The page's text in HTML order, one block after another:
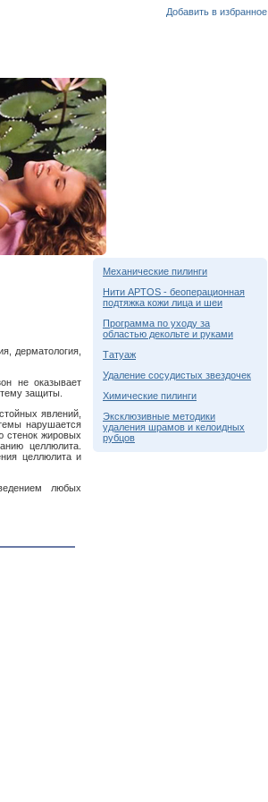
Добавить в избранное
дерматология,
не оказывает
защиты.
явлений,
нарушается
стенок жировых
целлюлита.
целлюлита и
любых
Механические пилинги
Нити APTOS - беоперационная
подтяжка кожи лица и шеи
Программа по уходу за
областью декольте и руками
Татуаж
Удаление сосудистых звездочек
Химические пилинги
Эксклюзивные методики
удаления шрамов и келоидных
рубцов